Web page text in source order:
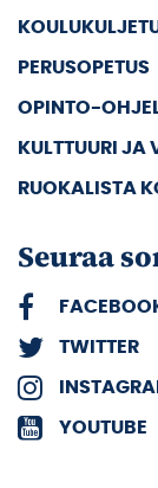
PERUSOPETUS
OPINTO-
KULTTUURI
RUOKALISTA
Seuraa
TWITTER
YOUTUBE